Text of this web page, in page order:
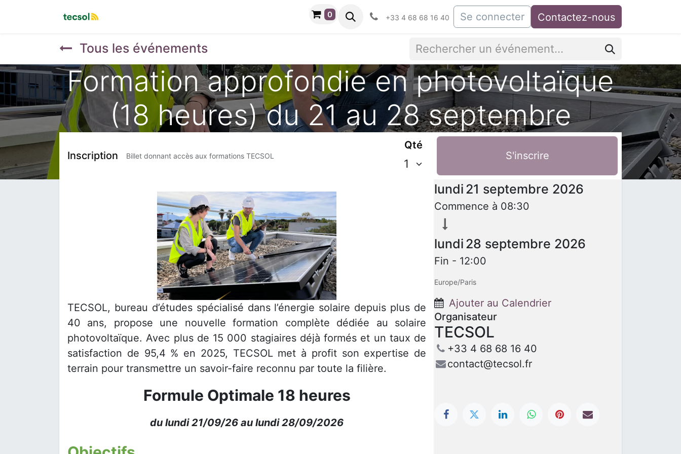
Cours
0 +33 4 68 68 16 40 Se connecter Contactez-nous
Tous les événements
Formation approfondie en photovoltaïque
(18 heures) du 21 au 28 septembre
Inscription Billet donnant accès aux formations TECSOL
Qté
S'inscrire
TECSOL, bureau d’études spécialisé dans l’énergie solaire depuis plus de
40 ans, propose une nouvelle formation complète dédiée au solaire
photovoltaïque. Avec plus de 15 000 stagiaires déjà formés et un taux de
satisfaction de 95,4 % en 2025, TECSOL met à profit son expertise de
terrain pour transmettre un savoir-faire reconnu par toute la filière.
Formule Optimale 18 heures
du lundi 21/09/26 au lundi 28/09/2026
Date et heure
lundi 21 septembre 2026
Commence à 08:30
lundi 28 septembre 2026
Fin - 12:00
Europe/Paris
Ajouter au Calendrier
Organisateur
TECSOL
+33 4 68 68 16 40
contact@tecsol.fr